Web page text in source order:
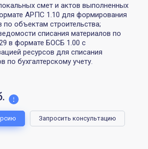
смет и актов выполненных
АРПС 1.10 для формирования
объектам строительства;
списания материалов по
в формате БОСБ 1.00 с
ресурсов для списания
по бухгалтерскому учету.
Запросить консультацию